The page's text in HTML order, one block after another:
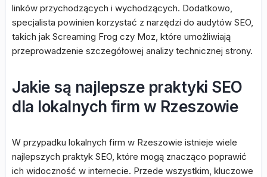
linków przychodzących i wychodzących. Dodatkowo,
specjalista powinien korzystać z narzędzi do audytów SEO,
takich jak Screaming Frog czy Moz, które umożliwiają
przeprowadzenie szczegółowej analizy technicznej strony.
Jakie są najlepsze praktyki SEO
dla lokalnych firm w Rzeszowie
W przypadku lokalnych firm w Rzeszowie istnieje wiele
najlepszych praktyk SEO, które mogą znacząco poprawić
ich widoczność w internecie. Przede wszystkim, kluczowe